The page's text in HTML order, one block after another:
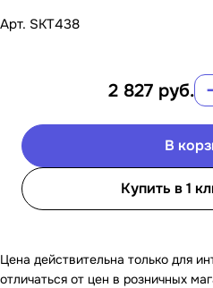
Арт. SKT438
2 827 руб.
В
Купить в 1
Цена действительна только для
отличаться от цен в розничных